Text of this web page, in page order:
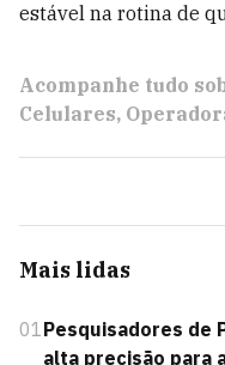
estável na rotina de
Acompanhe tudo
Celulares
Mais lidas
01Pesquisadores de
alta precisão para